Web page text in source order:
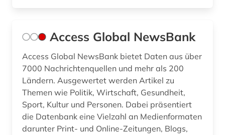
bürgerrechtsbewegung (1)
cd-rom (4)
centre for economic policy research (1)
chemie (34)
chemische grundprodukte (1)
Access Global NewsBank
Access Global NewsBank bietet Daten aus über
7000 Nachrichtenquellen und mehr als 200
Ländern. Ausgewertet werden Artikel zu
Themen wie Politik, Wirtschaft, Gesundheit,
Sport, Kultur und Personen. Dabei präsentiert
die Datenbank eine Vielzahl an Medienformaten
darunter Print- und Online-Zeitungen, Blogs,